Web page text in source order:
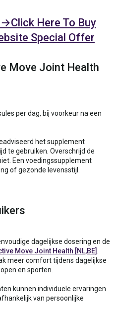
Here To Buy
Special Offer
Move Joint Health
per dag, bij voorkeur na een
het supplement
te gebruiken. Overschrijd de
Een voedingssupplement
of gezonde levensstijl.
dagelijkse dosering en de
Move Joint Health [NL,BE]
meer comfort tijdens dagelijkse
en sporten.
kunnen individuele ervaringen
van persoonlijke